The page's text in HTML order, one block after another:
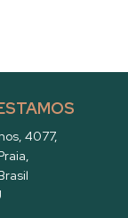
, 4077,
,